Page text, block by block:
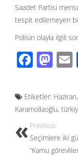
Saadet Partisi
tespit edilemeyen
Polisin olayla ilgili
F
e
b
o
o
k
M
to
d
o
n
Etiketler: Haziran,
Karamollaoğlu,
Previous:
Seçimlere iki
“Kamu